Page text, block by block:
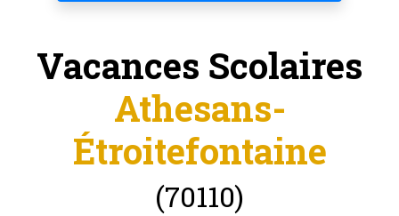
Vacances Scolaires
Athesans-
Étroitefontaine
(70110)